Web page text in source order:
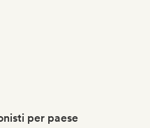
per paese